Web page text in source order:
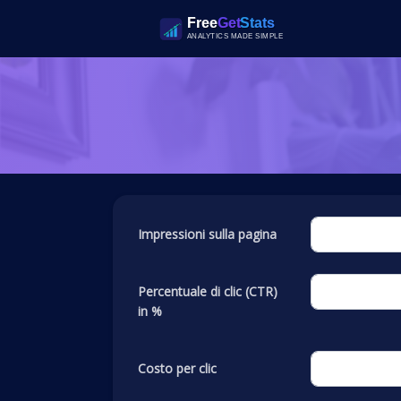
Impressioni sulla pagina
Percentuale di clic (CTR)
in %
Costo per clic